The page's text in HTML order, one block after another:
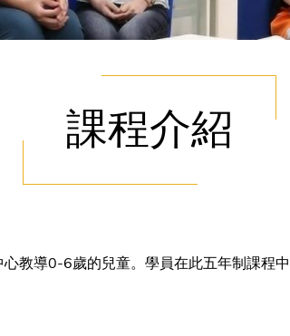
課程介紹
教導0-6歲的兒童。學員在此五年制課程